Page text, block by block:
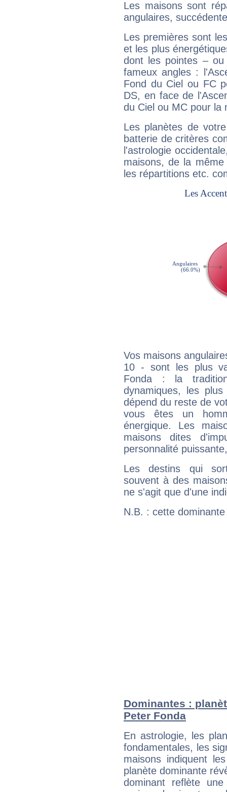
Les maisons sont
angulaires,
Les premières sont
et les plus
dont les pointes –
fameux angles :
Fond du Ciel ou FC
DS, en face de
du Ciel ou MC pour la
Les planètes de
batterie de critères
l'astrologie
maisons, de la
les répartitions etc.
Vos maisons
10 - sont les plus
Fonda : la
dynamiques, les
dépend du reste de
vous êtes un
énergique. Les
maisons dites
personnalité
Les destins qui
souvent à des
ne s'agit que d'une
N.B. : cette
Dominantes :
Peter Fonda
En astrologie, les
fondamentales, les
maisons indiquent
planète dominante
dominant reflète